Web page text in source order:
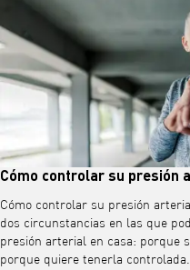
Cómo controlar su presión
Cómo controlar su presión
dos circunstancias en las que
presión arterial en casa: porque
porque quiere tenerla